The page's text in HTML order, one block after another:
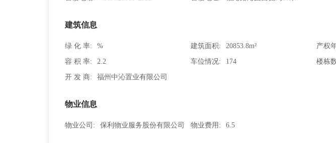
建筑信息
绿 化 率 % 建筑面积 20853.8m² 产权
容 积 率 2.2 车位情况 174 楼栋
开 发 商 福州中沁置业有限公司
物业信息
物业公司 保利物业服务股份有限公司 物业费用 6.5